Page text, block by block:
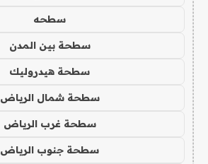
سطحه
سطحة بين المدن
سطحة هيدروليك
سطحة شمال الرياض
سطحة غرب الرياض
سطحة جنوب الرياض